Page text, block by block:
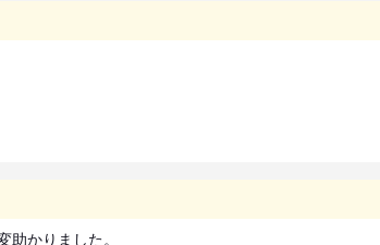
にて見学・対面を行った上、お迎えいただきますよう
かりました。